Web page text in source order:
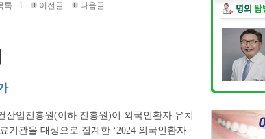
록 l 이전글 다음글
산업진흥원(이하 진흥원)이 외국인환자 유치
기관을 대상으로 집계한 ‘2024 외국인환자